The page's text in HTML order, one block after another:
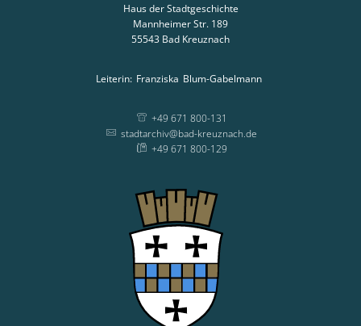
Haus der Stadtgeschichte
Mannheimer Str. 189
55543 Bad Kreuznach
Leiterin: Franziska Blum-Gabelmann
+49 671 800-131
stadtarchiv@bad-kreuznach.de
+49 671 800-129